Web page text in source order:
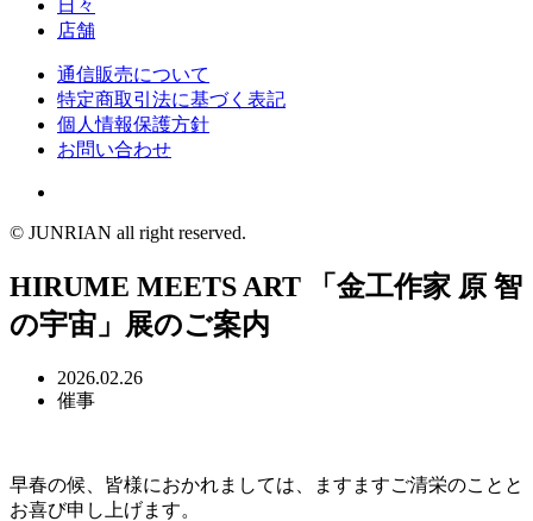
日々
店舗
通信販売について
特定商取引法に基づく表記
個人情報保護方針
お問い合わせ
© JUNRIAN all right reserved.
HIRUME MEETS ART 「金工作家 原 智
の宇宙」展のご案内
2026.02.26
催事
早春の候、皆様におかれましては、ますますご清栄のことと
お喜び申し上げます。